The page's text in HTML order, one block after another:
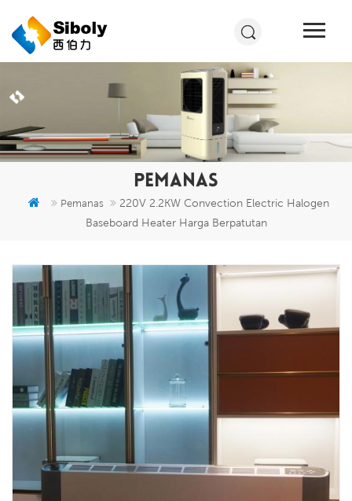
PEMANAS
Pemanas
220V 2.2KW Convection Electric Halogen
Baseboard Heater Harga Berpatutan